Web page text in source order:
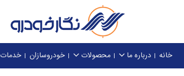
خانه درباره ما محصولات خودروسازان خدمات